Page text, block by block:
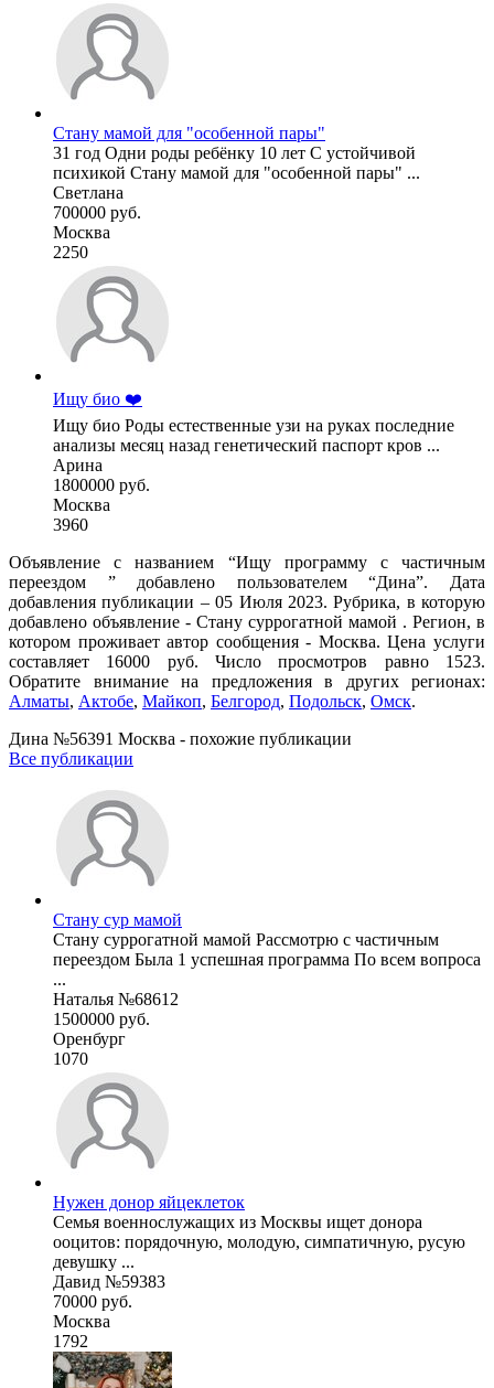
Стану мамой для "особенной пары"
31 год Одни роды ребёнку 10 лет С устойчивой
психикой Стану мамой для "особенной пары" ...
Светлана
700000 руб.
Москва
2250
Ищу био ❤️
Ищу био Роды естественные узи на руках последние
анализы месяц назад генетический паспорт кров ...
Арина
1800000 руб.
Москва
3960
Объявление с названием “Ищу программу с частичным
переездом ” добавлено пользователем “Дина”. Дата
добавления публикации – 05 Июля 2023. Рубрика, в которую
добавлено объявление - Cтану суррогатной мамой . Регион, в
котором проживает автор сообщения - Москва. Цена услуги
составляет 16000 руб. Число просмотров равно 1523.
Обратите внимание на предложения в других регионах:
Алматы, Актобе, Майкоп, Белгород, Подольск, Омск.
Дина №56391 Москва - похожие публикации
Все публикации
Стану сур мамой
Стану суррогатной мамой Рассмотрю с частичным
переездом Была 1 успешная программа По всем вопроса
...
Наталья №68612
1500000 руб.
Оренбург
1070
Нужен донор яйцеклеток
Семья военнослужащих из Москвы ищет донора
ооцитов: порядочную, молодую, симпатичную, русую
девушку ...
Давид №59383
70000 руб.
Москва
1792